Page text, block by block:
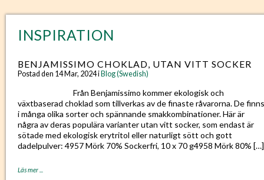
INSPIRATION
BENJAMISSIMO CHOKLAD, UTAN VITT SOCKER
Postad den 14 Mar, 2024 i Blog (Swedish)
Från Benjamissimo kommer ekologisk och
växtbaserad choklad som tillverkas av de finaste råvarorna. De finns
i många olika sorter och spännande smakkombinationer. Här är
några av deras populära varianter utan vitt socker, som endast är
sötade med ekologisk erytritol eller naturligt sött och gott
dadelpulver: 4957 Mörk 70% Sockerfri, 10 x 70 g4958 Mörk 80% […]
Läs mer ...